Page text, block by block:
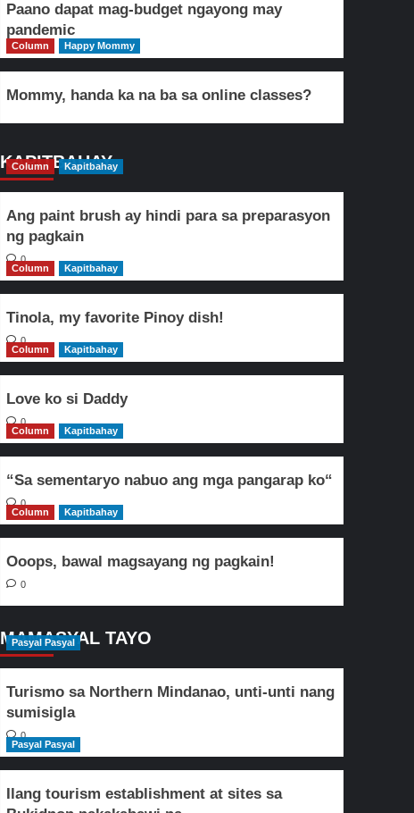
Paano dapat mag-budget ngayong may
pandemic
Column Happy Mommy
Mommy, handa ka na ba sa online classes?
KAPITBAHAY
Column Kapitbahay
Ang paint brush ay hindi para sa preparasyon
ng pagkain
0
Column
Kapitbahay
Tinola, my favorite Pinoy dish!
0
Column
Kapitbahay
Love ko si Daddy
0
Column
Kapitbahay
“Sa sementaryo nabuo ang mga pangarap ko“
0
Column
Kapitbahay
Ooops, bawal magsayang ng pagkain!
0
MAMASYAL TAYO
Pasyal Pasyal
Turismo sa Northern Mindanao, unti-unti nang
sumisigla
0
Pasyal Pasyal
Ilang tourism establishment at sites sa